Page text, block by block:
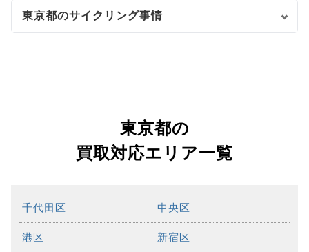
東京都のサイクリング事情
東京都の
買取対応エリア一覧
千代田区 中央区
港区 新宿区